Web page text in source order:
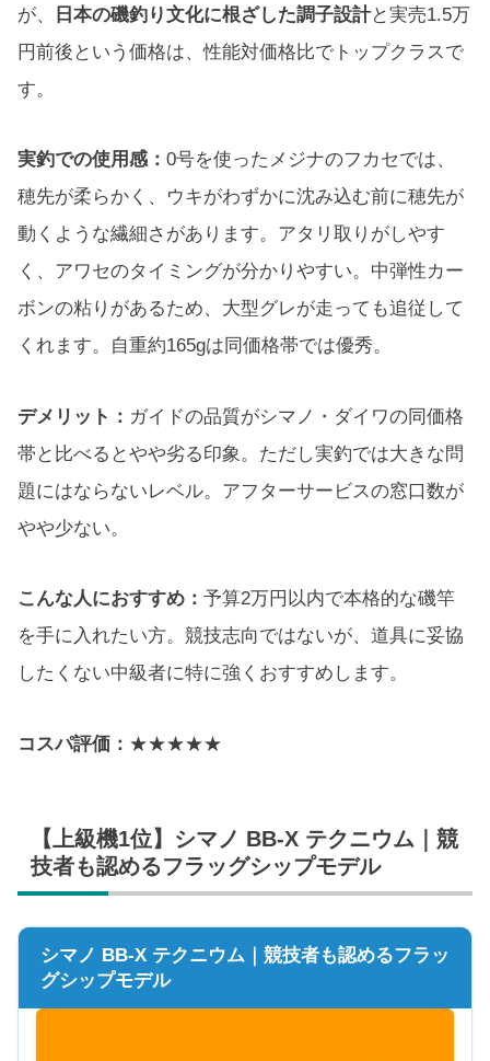
が、
日本の磯釣り文化に根ざした調子設計と実売1.5万
円前後という価格は、性能対価格比でトップクラスで
す。
実釣での使用感： 0号を使ったメジナのフカセでは、
穂先が柔らかく、ウキがわずかに沈み込む前に穂先が
動くような繊細さがあります。アタリ取りがしやす
く、アワセのタイミングが分かりやすい。中弾性カー
ボンの粘りがあるため、大型グレが走っても追従して
くれます。自重約165gは同価格帯では優秀。
デメリット： ガイドの品質がシマノ・ダイワの同価格
帯と比べるとやや劣る印象。ただし実釣では大きな問
題にはならないレベル。アフターサービスの窓口数が
やや少ない。
こんな人におすすめ： 予算2万円以内で本格的な磯竿
を手に入れたい方。競技志向ではないが、道具に妥協
したくない中級者に特に強くおすすめします。
コスパ評価： ★★★★★
【上級機1位】シマノ BB-X テクニウム｜競
技者も認めるフラッグシップモデル
シマノ BB-X テクニウム｜競技者も認めるフラッ
グシップモデル